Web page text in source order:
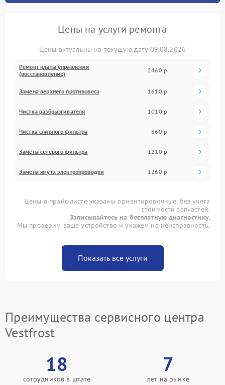
Цены на услуги ремонта
Цены актуальны на текущую дату 09.08.2026
Ремонт платы управления
(восстановление)
2460 р
Замена верхнего противовеса 1610 р
Чистка разбрызгивателя 1010 р
Чистка сливного фильтра 860 р
Замена сетевого фильтра 1210 р
Замена жгута электропроводки 1260 р
Цены в прайс-листе указаны ориентировочные, без учета
стоимости запчастей.
Записывайтесь на бесплатную диагностику.
Мы проверим ваше устройство и укажем на неисправность.
Показать все услуги
Преимущества сервисного центра
Vestfrost
18
сотрудников в штате
7
лет на рынке